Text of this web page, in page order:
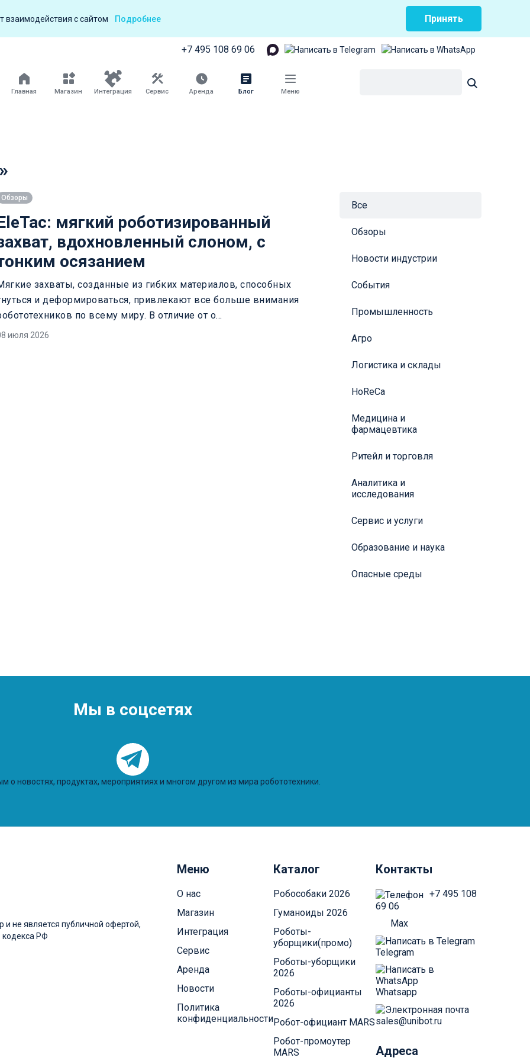
с сайтом Подробнее Принять
+7 495 108 69 06
Главная Магазин Интеграция Сервис Аренда Блог Меню
Обзоры
мягкий роботизированный
вдохновленный слоном, с
осязанием
захваты, созданные из гибких материалов, способных
и деформироваться, привлекают все больше внимания
по всему миру. В отличие от о...
июля 2026
Все
Обзоры
Новости индустрии
События
Промышленность
Агро
Логистика и склады
HoReCa
Медицина и
фармацевтика
Ритейл и торговля
Аналитика и
исследования
Сервис и услуги
Образование и наука
Опасные среды
Мы в соцсетях
о новостях, продуктах, мероприятиях и многом другом из мира робототехники.
не является публичной офертой,
кодекса РФ
Меню
О нас
Магазин
Интеграция
Сервис
Аренда
Новости
Политика
конфиденциальности
Каталог
Робособаки 2026
Гуманоиды 2026
Роботы-
уборщики(промо)
Роботы-уборщики
2026
Роботы-официанты
2026
Робот-официант MARS
Робот-промоутер
MARS
Контакты
+7 495 108
69 06
Max
Telegram
Whatsapp
sales@unibot.ru
Адреса